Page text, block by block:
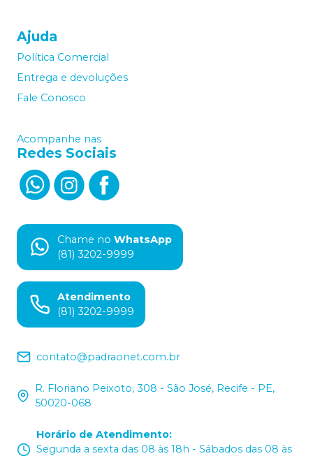
Ajuda
Política Comercial
Entrega e devoluções
Fale Conosco
Acompanhe nas
Redes Sociais
Chame no WhatsApp
(81) 3202-9999
Atendimento
(81) 3202-9999
contato@padraonet.com.br
R. Floriano Peixoto, 308 - São José, Recife - PE,
50020-068
Horário de Atendimento:
Segunda a sexta das 08 às 18h - Sábados das 08 às